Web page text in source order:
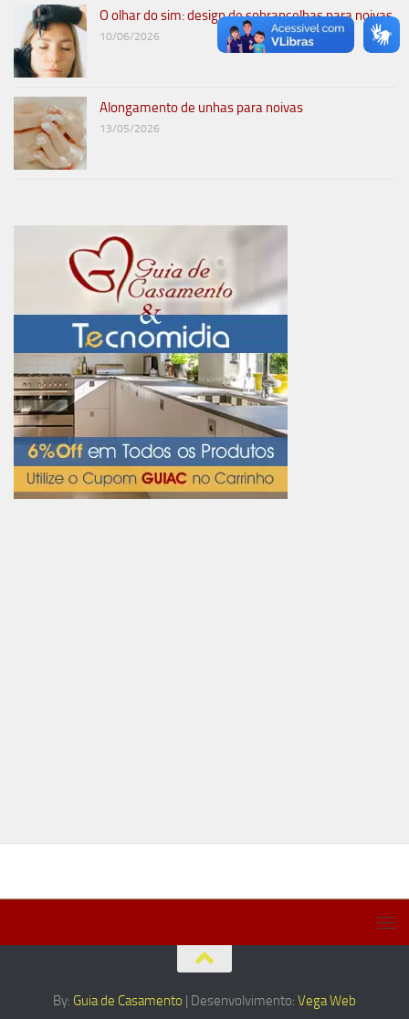
O olhar do sim: design de sobrancelhas para noivas
10/06/2026
Alongamento de unhas para noivas
13/05/2026
By: Guia de Casamento | Desenvolvimento: Vega Web